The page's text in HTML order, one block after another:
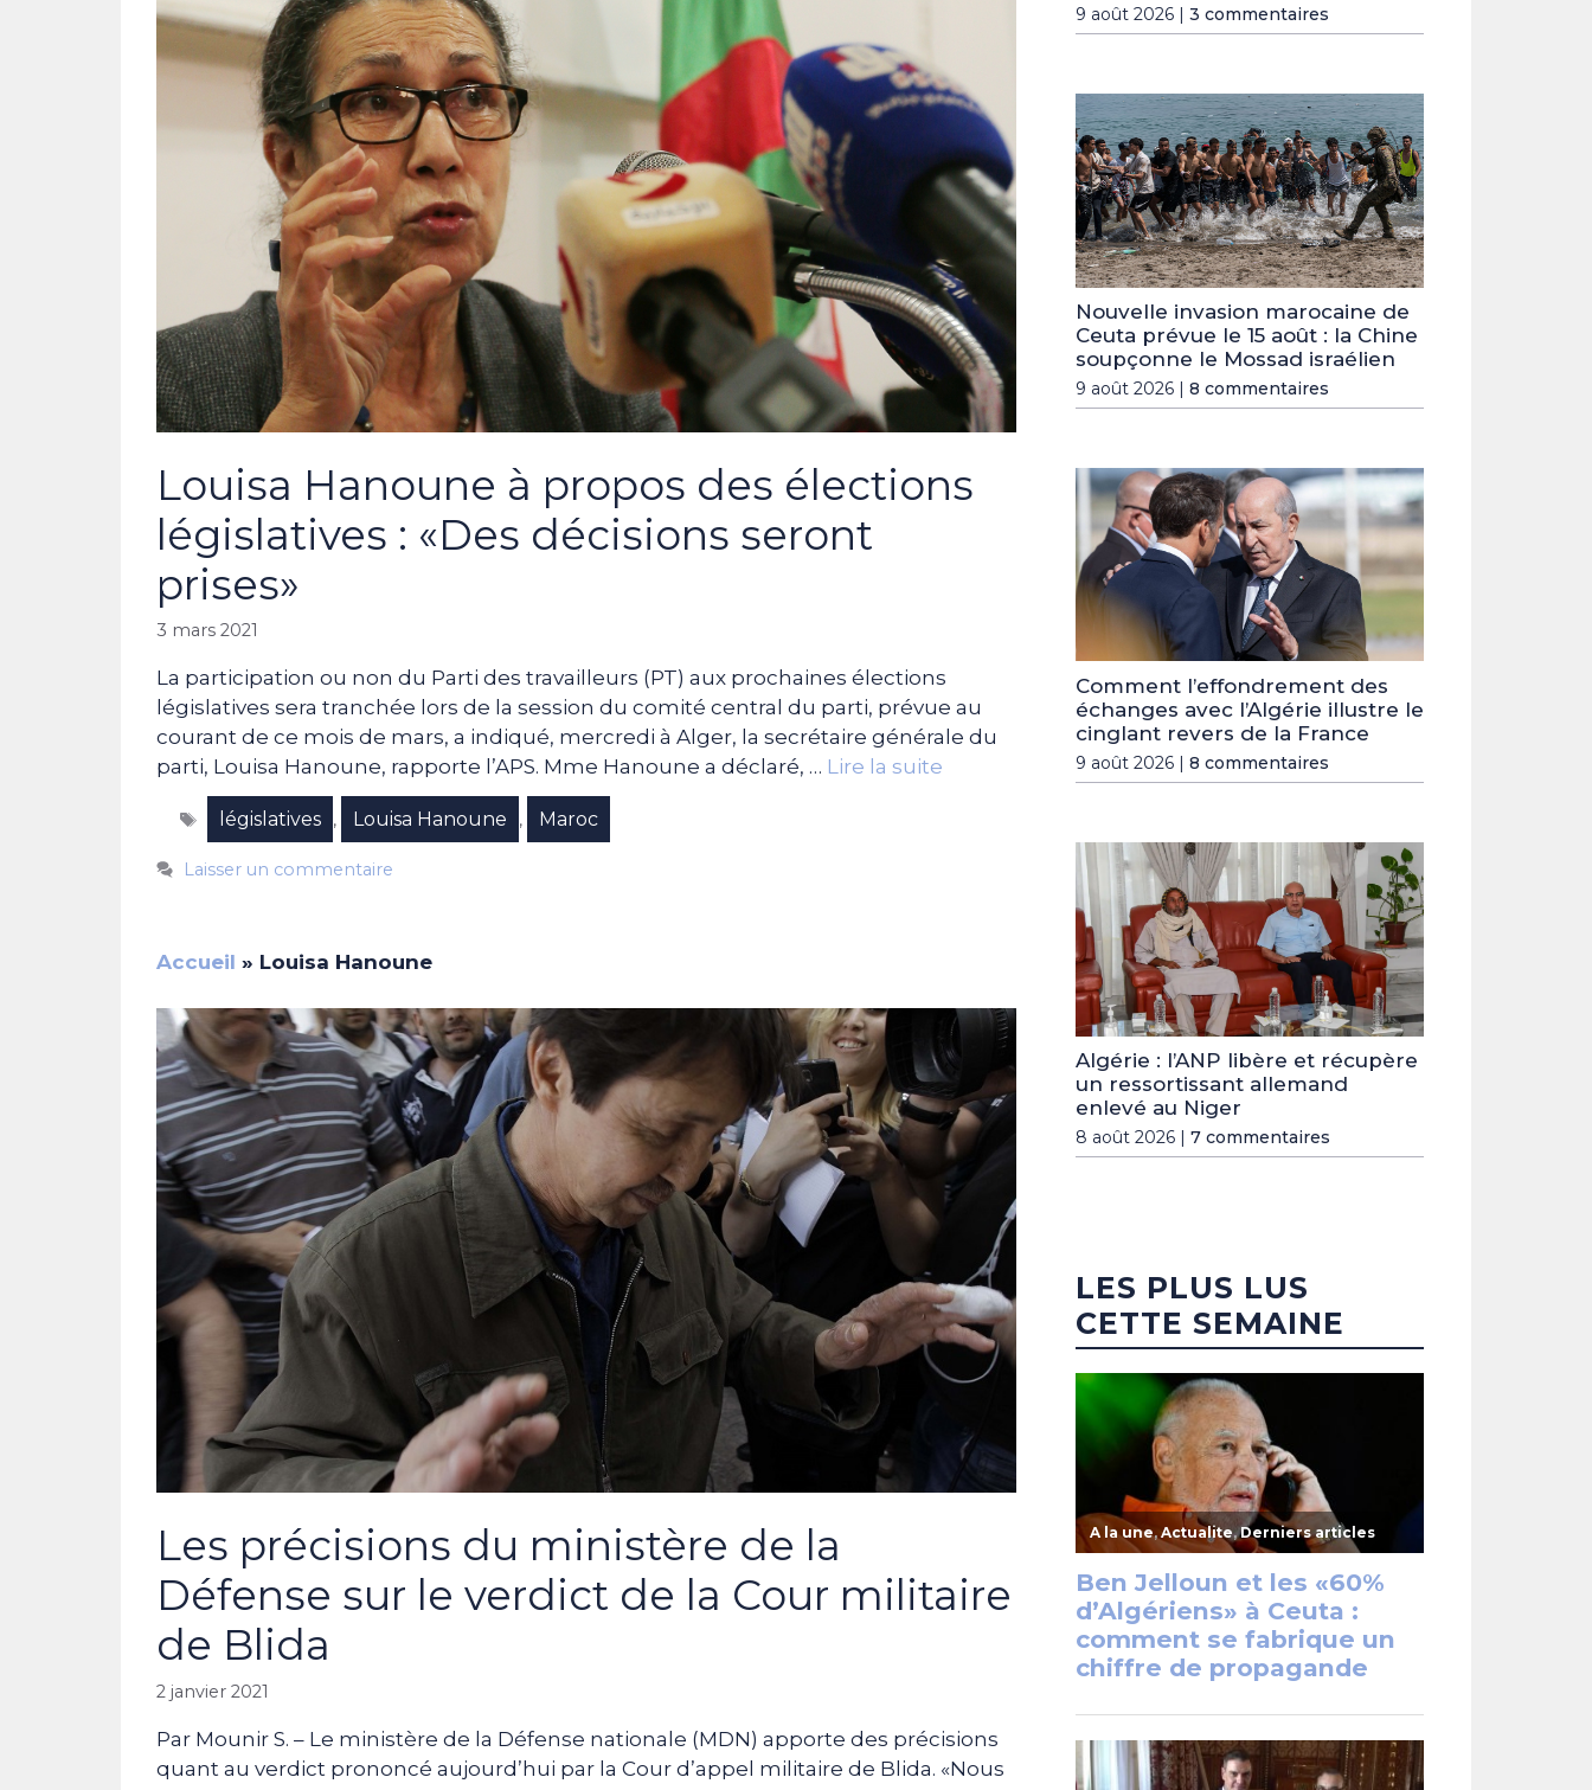
Louisa Hanoune à propos des élections
législatives : «Des décisions seront
prises»
3 mars 2021
La participation ou non du Parti des travailleurs (PT) aux prochaines élections
législatives sera tranchée lors de la session du comité central du parti, prévue au
courant de ce mois de mars, a indiqué, mercredi à Alger, la secrétaire générale du
parti, Louisa Hanoune, rapporte l’APS. Mme Hanoune a déclaré, … Lire la suite
Étiquettes
législatives , Louisa Hanoune , Maroc
Laisser un commentaire
Accueil » Louisa Hanoune
Les précisions du ministère de la
Défense sur le verdict de la Cour militaire
de Blida
2 janvier 2021
Par Mounir S. – Le ministère de la Défense nationale (MDN) apporte des précisions
quant au verdict prononcé aujourd’hui par la Cour d’appel militaire de Blida. «Nous
9 août 2026 | 3 commentaires
Nouvelle invasion marocaine de
Ceuta prévue le 15 août : la Chine
soupçonne le Mossad israélien
9 août 2026 | 8 commentaires
Comment l’effondrement des
échanges avec l’Algérie illustre le
cinglant revers de la France
9 août 2026 | 8 commentaires
Algérie : l’ANP libère et récupère
un ressortissant allemand
enlevé au Niger
8 août 2026 | 7 commentaires
LES PLUS LUS
CETTE SEMAINE